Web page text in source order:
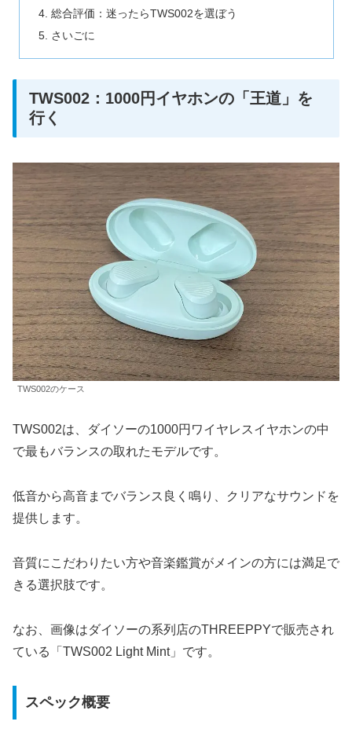
総合評価：迷ったらTWS002を選ぼう
さいごに
TWS002：1000円イヤホンの「王道」を
行く
TWS002のケース
TWS002は、ダイソーの1000円ワイヤレスイヤホンの中
で最もバランスの取れたモデルです。
低音から高音までバランス良く鳴り、クリアなサウンドを
提供します。
音質にこだわりたい方や音楽鑑賞がメインの方には満足で
きる選択肢です。
なお、画像はダイソーの系列店のTHREEPPYで販売され
ている「TWS002 Light Mint」です。
スペック概要